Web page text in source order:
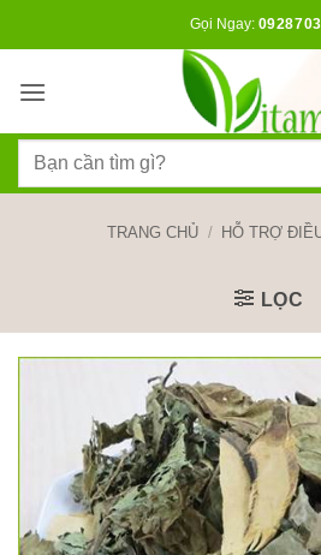
dung
Gọi Ngay:
Tìm
TRANG CHỦ / HỖ TRỢ
LỌC